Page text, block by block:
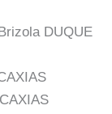
DUQUE